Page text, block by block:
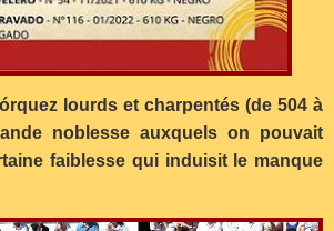
lourds et charpentés (de 504 à
noblesse auxquels on pouvait
faiblesse qui induisit le manque